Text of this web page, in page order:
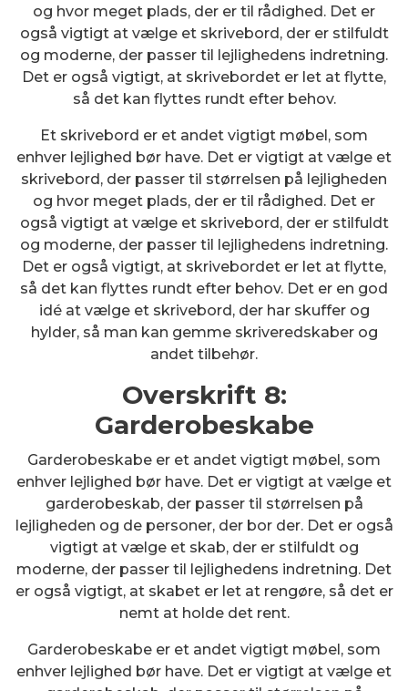
og hvor meget plads, der er til rådighed. Det er
også vigtigt at vælge et skrivebord, der er stilfuldt
og moderne, der passer til lejlighedens indretning.
Det er også vigtigt, at skrivebordet er let at flytte,
så det kan flyttes rundt efter behov.
Et skrivebord er et andet vigtigt møbel, som
enhver lejlighed bør have. Det er vigtigt at vælge et
skrivebord, der passer til størrelsen på lejligheden
og hvor meget plads, der er til rådighed. Det er
også vigtigt at vælge et skrivebord, der er stilfuldt
og moderne, der passer til lejlighedens indretning.
Det er også vigtigt, at skrivebordet er let at flytte,
så det kan flyttes rundt efter behov. Det er en god
idé at vælge et skrivebord, der har skuffer og
hylder, så man kan gemme skriveredskaber og
andet tilbehør.
Overskrift 8:
Garderobeskabe
Garderobeskabe er et andet vigtigt møbel, som
enhver lejlighed bør have. Det er vigtigt at vælge et
garderobeskab, der passer til størrelsen på
lejligheden og de personer, der bor der. Det er også
vigtigt at vælge et skab, der er stilfuldt og
moderne, der passer til lejlighedens indretning. Det
er også vigtigt, at skabet er let at rengøre, så det er
nemt at holde det rent.
Garderobeskabe er et andet vigtigt møbel, som
enhver lejlighed bør have. Det er vigtigt at vælge et